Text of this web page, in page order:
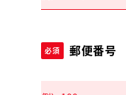
必須 郵便番号